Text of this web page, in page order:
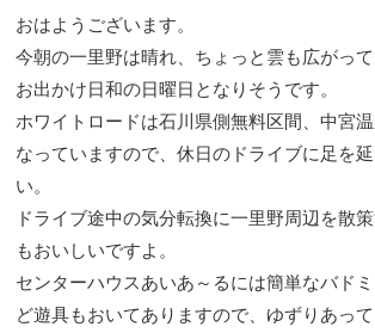
おはようございます。
今朝の一里野は晴れ、ちょっと雲も広がっ
お出かけ日和の日曜日となりそうです。
ホワイトロードは石川県側無料区間、中宮
なっていますので、休日のドライブに足を
い。
ドライブ途中の気分転換に一里野周辺を散
もおいしいですよ。
センターハウスあいあ～るには簡単なバド
ど遊具もおいてありますので、ゆずりあっ